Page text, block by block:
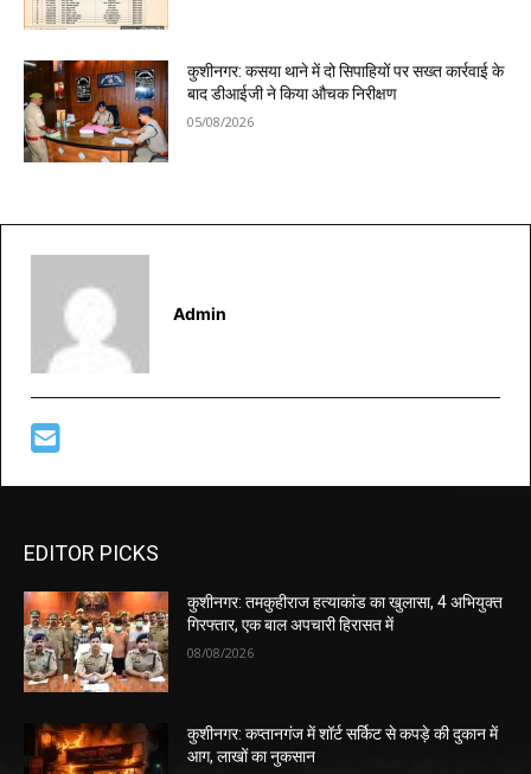
कुशीनगर: कसया थाने में दो सिपाहियों पर सख्त कार्रवाई के
बाद डीआईजी ने किया औचक निरीक्षण
05/08/2026
Admin
EDITOR PICKS
कुशीनगर: तमकुहीराज हत्याकांड का खुलासा, 4 अभियुक्त
गिरफ्तार, एक बाल अपचारी हिरासत में
08/08/2026
कुशीनगर: कप्तानगंज में शॉर्ट सर्किट से कपड़े की दुकान में
आग, लाखों का नुकसान